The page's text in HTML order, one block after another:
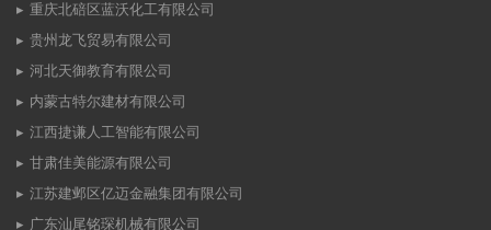
重庆北碚区蓝沃化工有限公司
贵州龙飞贸易有限公司
河北天御教育有限公司
内蒙古特尔建材有限公司
江西捷谦人工智能有限公司
甘肃佳美能源有限公司
江苏建邺区亿迈金融集团有限公司
广东汕尾铭琛机械有限公司